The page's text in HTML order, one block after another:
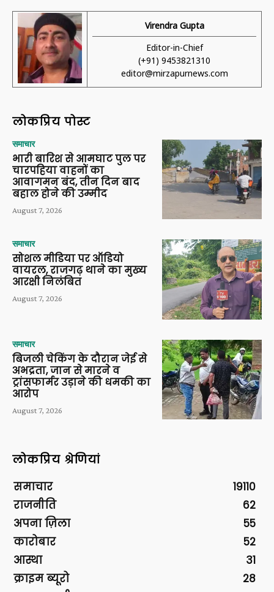
Virendra Gupta
Editor-in-Chief
(+91) 9453821310
editor@mirzapurnews.com
लोकप्रिय पोस्ट
समाचार
भारी बारिश से आमघाट पुल पर
चारपहिया वाहनों का
आवागमन बंद, तीन दिन बाद
बहाल होने की उम्मीद
August 7, 2026
समाचार
सोशल मीडिया पर ऑडियो
वायरल, राजगढ़ थाने का मुख्य
आरक्षी निलंबित
August 7, 2026
समाचार
बिजली चेकिंग के दौरान जेई से
अभद्रता, जान से मारने व
ट्रांसफार्मर उड़ाने की धमकी का
आरोप
August 7, 2026
लोकप्रिय श्रेणियां
समाचार
19110
राजनीति
62
अपना ज़िला
55
कारोबार
52
आस्था
31
क्राइम ब्यूरो
28